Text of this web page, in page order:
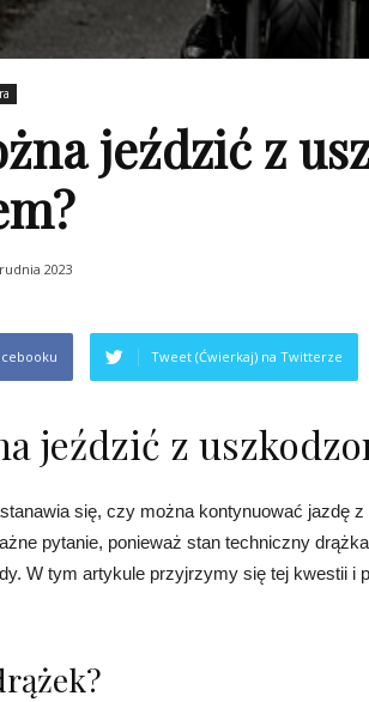
jeździć z
2023
Tweet (Ćwierkaj) na Twitterze
jeździć z
się, czy można kontynuować jazdę
pytanie, ponieważ stan techniczny
W tym artykule przyjrzymy się tej kwestii i